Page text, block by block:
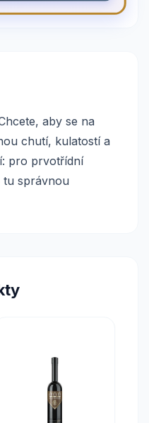
aby se na
chutí, kulatostí a
pro prvotřídní
tu správnou